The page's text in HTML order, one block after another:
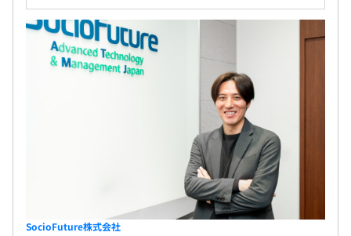
Microsoft→Oracle→サイエンスアーツ（技術本部長）を
経て当社取締役CTOに就任。
前職ではBuddycom（次世代トランシーバー・インカム
アプリ）を立ち上げ、シェアNo.1までグロースさせた実
案件やフェーズにより異なります。
小規模なプロジェクトは数名から、大規模プロジェクトで
あれば30～50名程度になる場合もあります。
昇給・昇格査定年 1 回
＜＜エンジニア専用評価制度あり＞＞
社会保険完備（健康保険・厚生年金加入・雇用保険・労災
SocioFuture株式会社